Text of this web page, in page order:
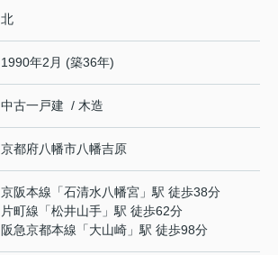
北
1990年2月 (築36年)
中古一戸建 / 木造
京都府八幡市八幡吉原
京阪本線 「石清水八幡宮 」駅 徒歩38分
片町線 「松井山手 」駅 徒歩62分
阪急京都本線 「大山崎 」駅 徒歩98分